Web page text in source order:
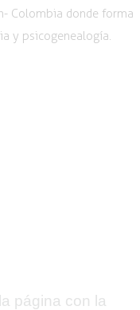
Colombia donde forma
y psicogenealogía.
página con la